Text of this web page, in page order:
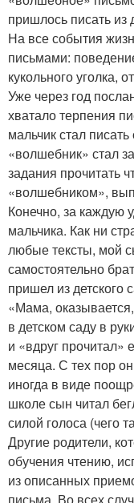
пришлось писать из
На все события
письмами:
кукольного уголка,
Уже через год
хватало терпения
мальчик стал
«волшебник» стал
задания прочитать
«волшебником»,
Конечно, за каждую
мальчика. Как ни
любые тексты, мой
самостоятельно
пришел из детского
«Мама,
в детском саду в
и «вдруг прочитал»
месяца. С тех пор
иногда в виде
школе сын читал
силой голоса (чего
Другие родители,
обучения чтению,
из описанных
письма. Во всех